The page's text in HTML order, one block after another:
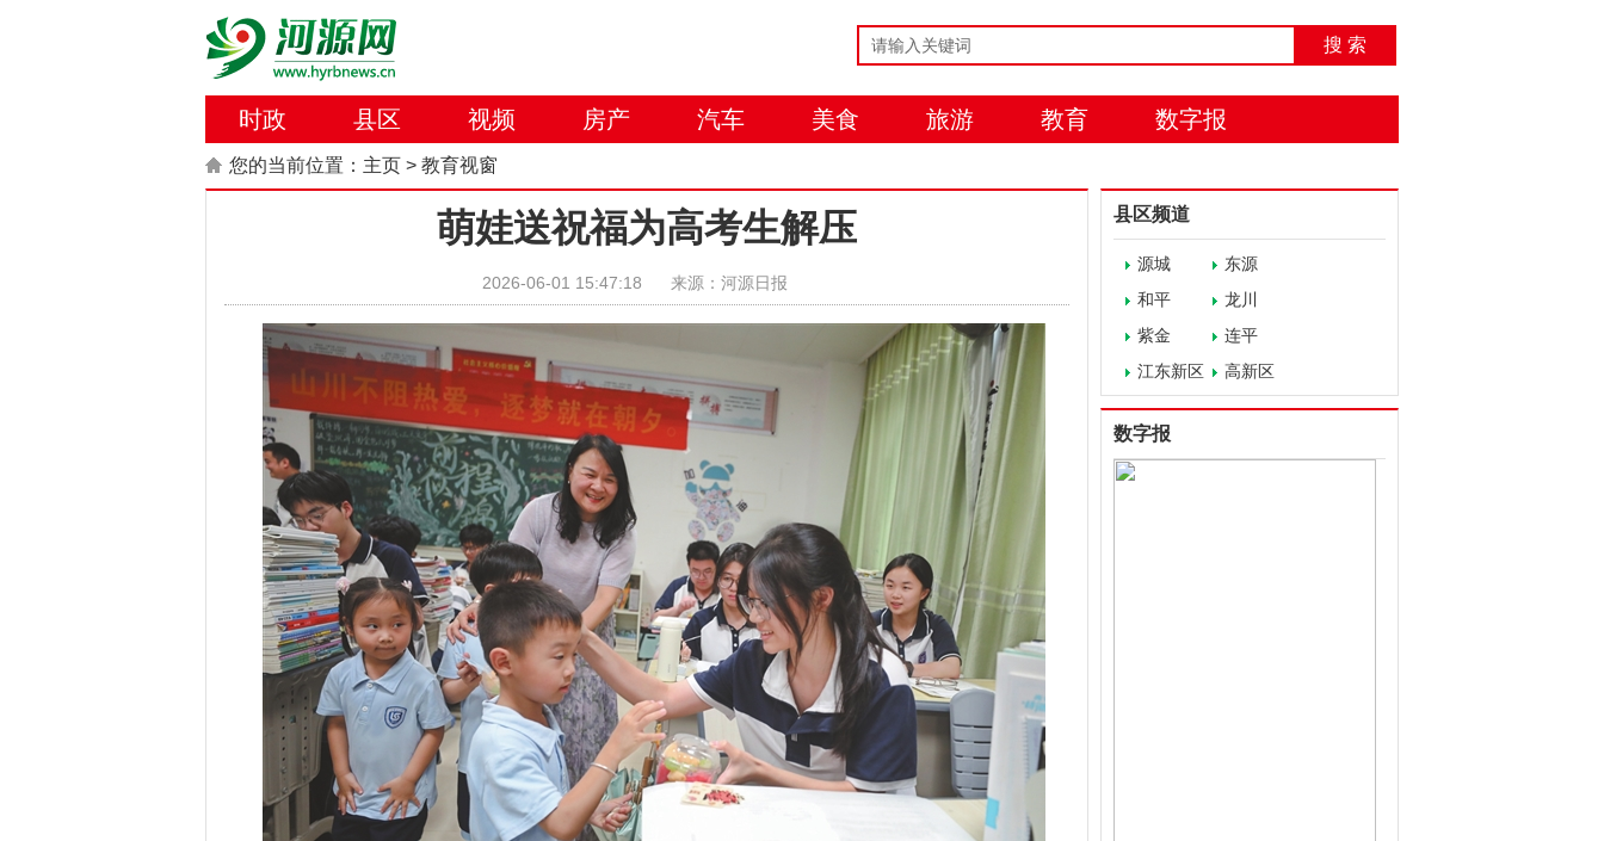
搜 索
时政 县区 视频 房产 汽车 美食 旅游 教育 数字报
您的当前位置： 主页 > 教育视窗
萌娃送祝福为高考生解压
2026-06-01 15:47:18 来源：河源日报
县区频道
源城
东源
和平
龙川
紫金
连平
江东新区
高新区
数字报